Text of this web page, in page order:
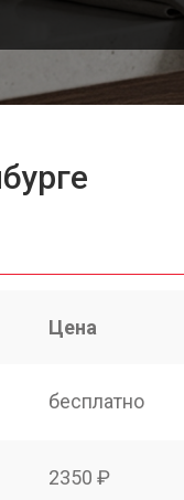
Цена
бесплатно
2350 ₽